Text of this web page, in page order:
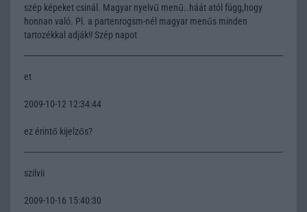
szép képeket csinál. Magyar nyelvű menű..háát atól függ,hogy
honnan való. Pl. a partenrogsm-nél magyar menűs minden
tartozékkal adják!! Szép napot
et
2009-10-12 12:34:44
ez érintő kijelzős?
szilvii
2009-10-16 15:40:30